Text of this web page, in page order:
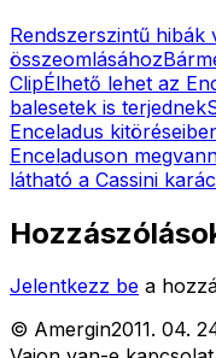
Rendszerszintű
összeomlásához
ClipÉlhető lehet az
balesetek is terjednek
Enceladus
Enceladuson
látható a Cassini
Jelentkezz be a
© Amergin2011. 04.